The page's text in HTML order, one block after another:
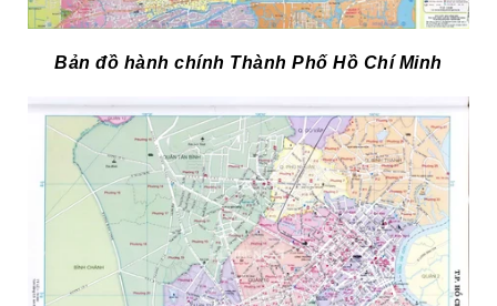
Bản đồ hành chính Thành Phố Hồ Chí Minh